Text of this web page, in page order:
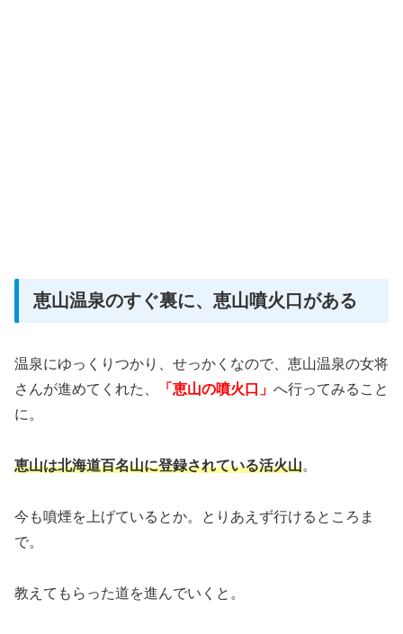
恵山温泉のすぐ裏に、恵山噴火口がある
温泉にゆっくりつかり、 せっかくなので、 恵山温泉の女将
さんが進めてくれた、
「恵山の噴火口」 へ行ってみること
に。
恵山は北海道百名山に登録されている活火山。
今も噴煙を上げているとか。とりあえず行けるところま
で。
教えてもらった道を進んでいくと。